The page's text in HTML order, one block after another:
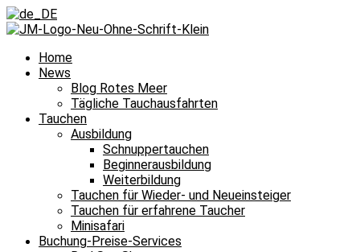
Home
News
Blog Rotes Meer
Tägliche Tauchausfahrten
Tauchen
Ausbildung
Schnuppertauchen
Beginnerausbildung
Weiterbildung
Tauchen für Wieder- und Neueinsteiger
Tauchen für erfahrene Taucher
Minisafari
Buchung-Preise-Services